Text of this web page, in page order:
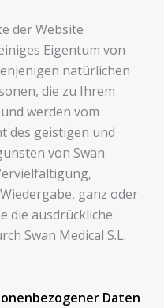
der Website
Eigentum von
natürlichen
die zu Ihrem
werden vom
des geistigen und
von Swan
ganz oder
die ausdrückliche
Swan Medical S.L.
Daten